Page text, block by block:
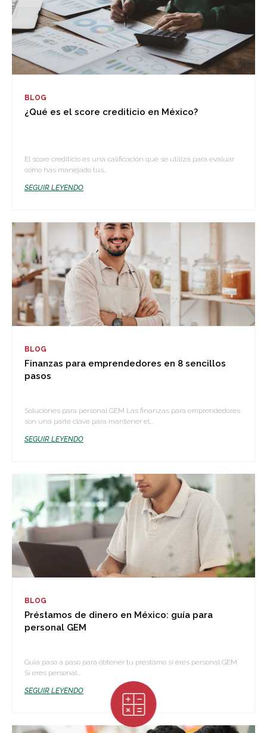
BLOG
¿Qué es el score crediticio en México?
El score crediticio es una calificación que se utiliza para evaluar
cómo has manejado tus...
SEGUIR LEYENDO
BLOG
Finanzas para emprendedores en 8 sencillos
pasos
Soluciones para personal GEM Las finanzas para emprendedores
son una parte clave para mantener el...
SEGUIR LEYENDO
BLOG
Préstamos de dinero en México: guía para
personal GEM
Guía paso a paso para obtener tu préstamo si eres personal GEM
Si eres personal...
SEGUIR LEYENDO